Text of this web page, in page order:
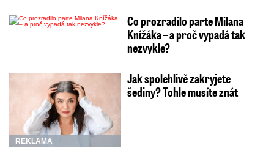
Co prozradilo parte Milana
Knížáka – a proč vypadá tak
nezvykle?
REKLAMA
Jak spolehlivě zakryjete
šediny? Tohle musíte znát